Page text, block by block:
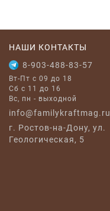
НАШИ КОНТАКТЫ
8-903-488-83-57
Вт-Пт с 09 до 18
Сб с 11 до 16
Вс, пн - выходной
info@familykraftmag.ru
г. Ростов-на-Дону, ул.
Геологическая, 5